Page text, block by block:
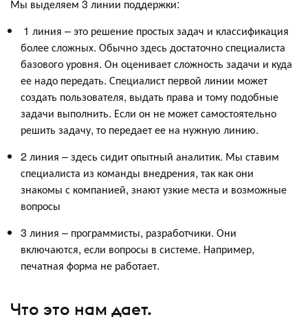
Мы выделяем 3 линии поддержки:
1 линия – это решение простых задач и классификация
более сложных. Обычно здесь достаточно специалиста
базового уровня. Он оценивает сложность задачи и куда
ее надо передать. Специалист первой линии может
создать пользователя, выдать права и тому подобные
задачи выполнить. Если он не может самостоятельно
решить задачу, то передает ее на нужную линию.
2 линия – здесь сидит опытный аналитик. Мы ставим
специалиста из команды внедрения, так как они
знакомы с компанией, знают узкие места и возможные
вопросы
3 линия – программисты, разработчики. Они
включаются, если вопросы в системе. Например,
печатная форма не работает.
Что это нам дает.